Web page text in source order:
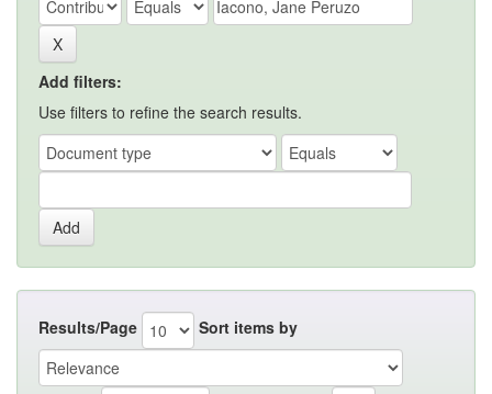
Add filters:
Use filters to refine the search results.
Results/Page Sort items by